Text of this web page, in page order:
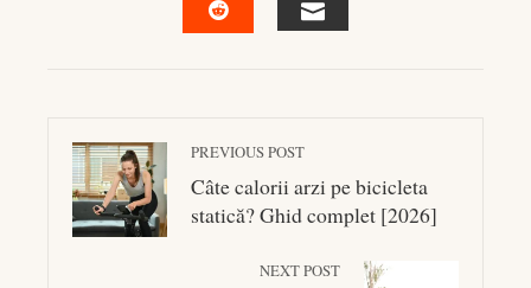
PREVIOUS POST
Câte calorii arzi pe bicicleta
statică? Ghid complet [2026]
NEXT POST